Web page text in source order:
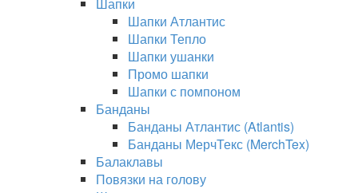
Шапки Атлантис
Шапки Тепло
Шапки ушанки
Промо шапки
Шапки с помпоном
Банданы
Банданы Атлантис (Atlantis)
Банданы МерчТекс (MerchTex)
Балаклавы
Повязки на голову